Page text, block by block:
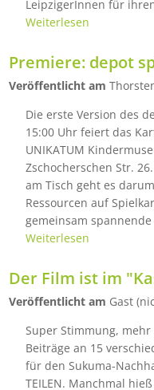
LeipzigerInnen für
Weiterlesen
Premiere: depot
Veröffentlicht am
Die erste Version des
15:00 Uhr feiert das
UNIKATUM
Zschocherschen Str.
am Tisch geht es
Ressourcen auf
gemeinsam
Weiterlesen
Der Film ist im
Veröffentlicht am Gast
Super Stimmung,
Beiträge an 15
für den Sukuma-
TEILEN. Manchmal